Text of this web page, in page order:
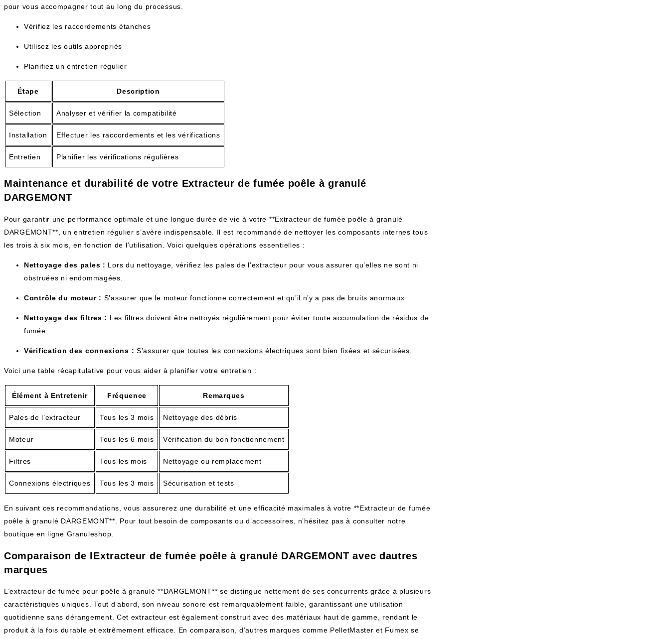
pour vous accompagner tout au long du processus.
Vérifiez les raccordements étanches
Utilisez les outils appropriés
Planifiez un entretien régulier
Étape Description
Sélection Analyser et vérifier la compatibilité
Installation Effectuer les raccordements et les vérifications
Entretien Planifier les vérifications régulières
Maintenance et durabilité de votre Extracteur de fumée poêle à granulé
DARGEMONT
Pour garantir une performance optimale et une longue durée de vie à votre **Extracteur de fumée poêle à granulé
DARGEMONT**, un entretien régulier s’avère indispensable. Il est recommandé de nettoyer les composants internes tous
les trois à six mois, en fonction de l’utilisation. Voici quelques opérations essentielles :
Nettoyage des pales : Lors du nettoyage, vérifiez les pales de l’extracteur pour vous assurer qu’elles ne sont ni
obstruées ni endommagées.
Contrôle du moteur : S’assurer que le moteur fonctionne correctement et qu’il n’y a pas de bruits anormaux.
Nettoyage des filtres : Les filtres doivent être nettoyés régulièrement pour éviter toute accumulation de résidus de
fumée.
Vérification des connexions : S’assurer que toutes les connexions électriques sont bien fixées et sécurisées.
Voici une table récapitulative pour vous aider à planifier votre entretien :
Élément à Entretenir Fréquence Remarques
Pales de l’extracteur Tous les 3 mois Nettoyage des débris
Moteur Tous les 6 mois Vérification du bon fonctionnement
Filtres Tous les mois Nettoyage ou remplacement
Connexions électriques Tous les 3 mois Sécurisation et tests
En suivant ces recommandations, vous assurerez une durabilité et une efficacité maximales à votre **Extracteur de fumée
poêle à granulé DARGEMONT**. Pour tout besoin de composants ou d’accessoires, n’hésitez pas à consulter notre
boutique en ligne Granuleshop.
Comparaison de lExtracteur de fumée poêle à granulé DARGEMONT avec dautres
marques
L’extracteur de fumée pour poêle à granulé **DARGEMONT** se distingue nettement de ses concurrents grâce à plusieurs
caractéristiques uniques. Tout d’abord, son niveau sonore est remarquablement faible, garantissant une utilisation
quotidienne sans dérangement. Cet extracteur est également construit avec des matériaux haut de gamme, rendant le
produit à la fois durable et extrêmement efficace. En comparaison, d’autres marques comme PelletMaster et Fumex se